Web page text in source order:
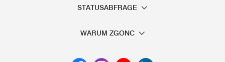
STATUSABFRAGE
WARUM ZGONC